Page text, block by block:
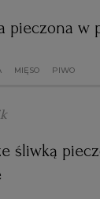
OBIADY
DESERY
ŚWIATA
WŁOSKA
BRYTYJSKA
AFRYKAŃSKA
SEZONOWE
PORADY
GOTOWANIA
DIETA
pieczona w
MIĘSO PIWO
śliwką